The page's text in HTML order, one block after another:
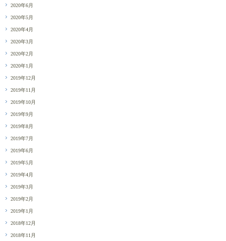
2020年6月
2020年5月
2020年4月
2020年3月
2020年2月
2020年1月
2019年12月
2019年11月
2019年10月
2019年9月
2019年8月
2019年7月
2019年6月
2019年5月
2019年4月
2019年3月
2019年2月
2019年1月
2018年12月
2018年11月